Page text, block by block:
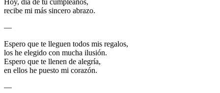
Hoy, día de tu cumpleaños,
recibe mi más sincero abrazo.
—
Espero que te lleguen todos mis regalos,
los he elegido con mucha ilusión.
Espero que te llenen de alegría,
en ellos he puesto mi corazón.
—